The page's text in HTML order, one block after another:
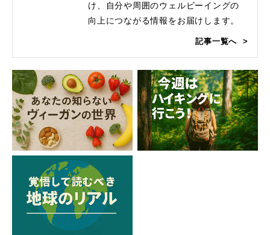
け、自分や周囲のウェルビーイングの
向上につながる情報をお届けします。
記事一覧へ